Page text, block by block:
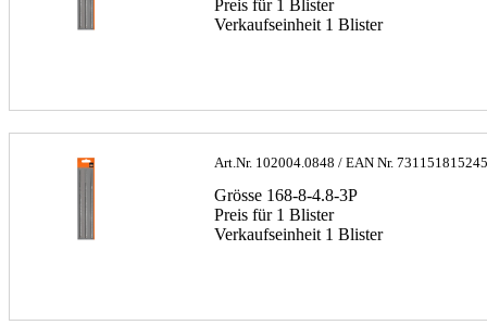
Preis für 1 Blister
Verkaufseinheit 1 Blister
Art.Nr. 102004.0848 / EAN Nr.
Grösse 168-8-4.8-3P
Preis für 1 Blister
Verkaufseinheit 1 Blister